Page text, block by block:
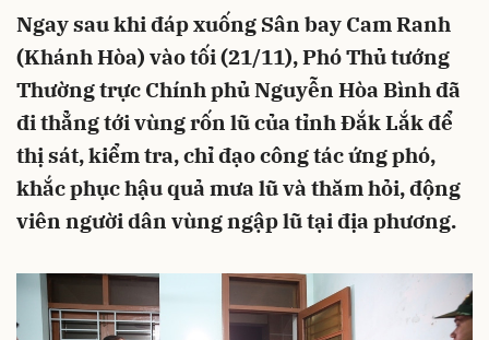
Ngay sau khi đáp xuống Sân bay Cam Ranh
(Khánh Hòa) vào tối (21/11), Phó Thủ tướng
Thường trực Chính phủ Nguyễn Hòa Bình đã
đi thẳng tới vùng rốn lũ của tỉnh Đắk Lắk để
thị sát, kiểm tra, chỉ đạo công tác ứng phó,
khắc phục hậu quả mưa lũ và thăm hỏi, động
viên người dân vùng ngập lũ tại địa phương.
Hủy Gửi